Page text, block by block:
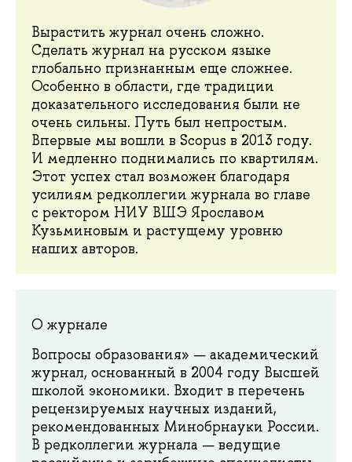
Вырастить журнал очень сложно.
Сделать журнал на русском языке
глобально признанным еще сложнее.
Особенно в области, где традиции
доказательного исследования были не
очень сильны. Путь был непростым.
Впервые мы вошли в Scopus в 2013 году.
И медленно поднимались по квартилям.
Этот успех стал возможен благодаря
усилиям редколлегии журнала во главе
с ректором НИУ ВШЭ Ярославом
Кузьминовым и растущему уровню
наших авторов.
О журнале
Вопросы образования» — академический
журнал, основанный в 2004 году Высшей
школой экономики. Входит в перечень
рецензируемых научных изданий,
рекомендованных Минобрнауки России.
В редколлегии журнала — ведущие